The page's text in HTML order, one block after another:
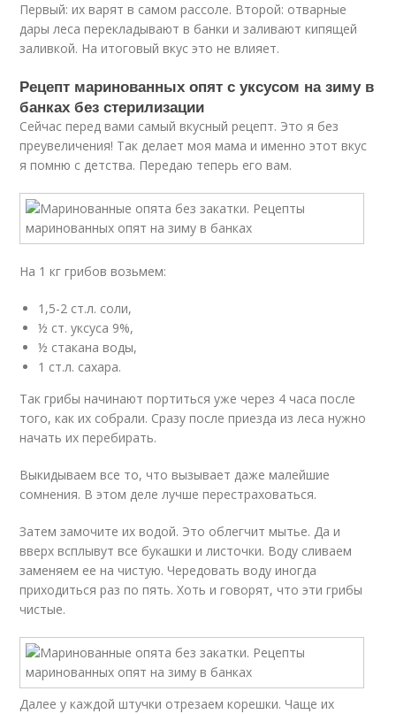
Первый: их варят в самом рассоле. Второй: отварные
дары леса перекладывают в банки и заливают кипящей
заливкой. На итоговый вкус это не влияет.
Рецепт маринованных опят с уксусом на зиму в
банках без стерилизации
Сейчас перед вами самый вкусный рецепт. Это я без
преувеличения! Так делает моя мама и именно этот вкус
я помню с детства. Передаю теперь его вам.
На 1 кг грибов возьмем:
1,5-2 ст.л. соли,
½ ст. уксуса 9%,
½ стакана воды,
1 ст.л. сахара.
Так грибы начинают портиться уже через 4 часа после
того, как их собрали. Сразу после приезда из леса нужно
начать их перебирать.
Выкидываем все то, что вызывает даже малейшие
сомнения. В этом деле лучше перестраховаться.
Затем замочите их водой. Это облегчит мытье. Да и
вверх всплывут все букашки и листочки. Воду сливаем
заменяем ее на чистую. Чередовать воду иногда
приходиться раз по пять. Хоть и говорят, что эти грибы
чистые.
Далее у каждой штучки отрезаем корешки. Чаще их